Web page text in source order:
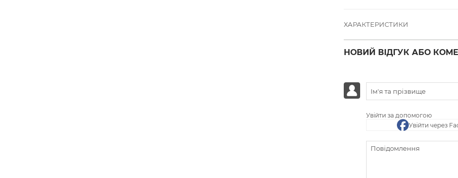
ХАРАКТЕРИСТИКИ
НОВИЙ ВІДГУК АБО
Увійти за допомогою
Увійти через